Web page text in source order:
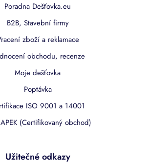
Poradna Dešťovka.eu
B2B, Stavební firmy
zboží a reklamace
obchodu, recenze
Moje dešťovka
Poptávka
ISO 9001 a 14001
(Certifikovaný obchod)
Užitečné odkazy